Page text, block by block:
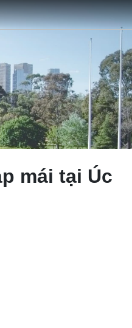
mái tại Úc